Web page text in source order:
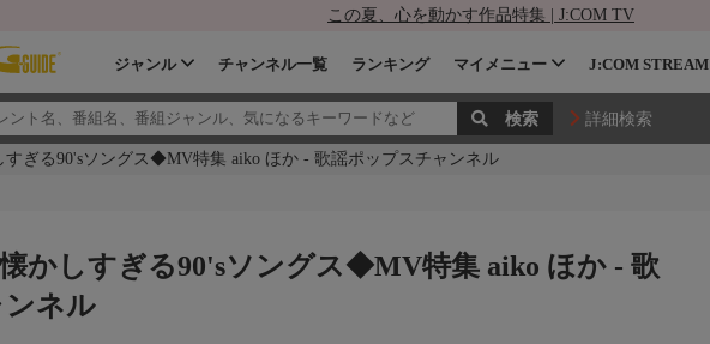
この夏、心を動かす作品特集 | J:COM TV
ジャンル チャンネル一覧 ランキング マイメニュー J:COM STREAM
詳細検索
すぎる90'sソングス◆MV特集 aiko ほか - 歌謡ポップスチャンネル
かしすぎる90'sソングス◆MV特集 aiko ほか - 歌
ネル